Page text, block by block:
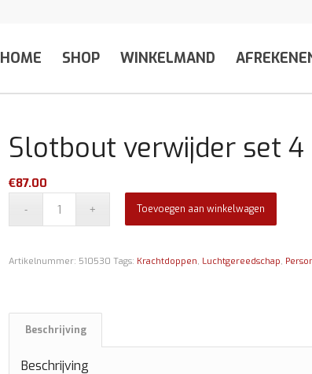
HOME SHOP WINKELMAND
Slotbout verwijder set 4
€87.00
Toevoegen aan winkelwagen
Artikelnummer: 510530 Tags: Krachtdoppen, Luchtgereedschap,
Beschrijving
Beschrijving